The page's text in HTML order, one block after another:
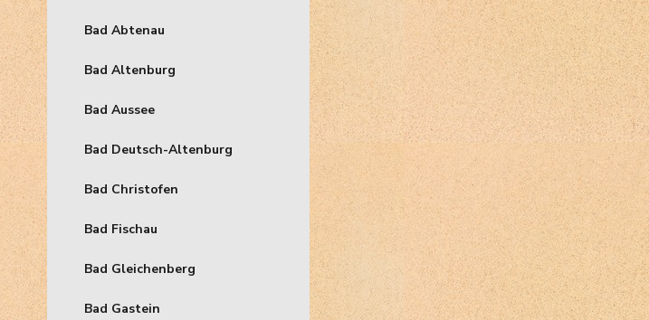
Bad Abtenau
Bad Altenburg
Bad Aussee
Bad Deutsch-Altenburg
Bad Christofen
Bad Fischau
Bad Gleichenberg
Bad Gastein